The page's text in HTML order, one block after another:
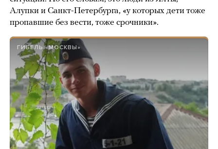
Алупки и Санкт-Петербурга, «у которых дети тоже
пропавшие без вести, тоже срочники».
ГИБЕЛЬ «МОСКВЫ»